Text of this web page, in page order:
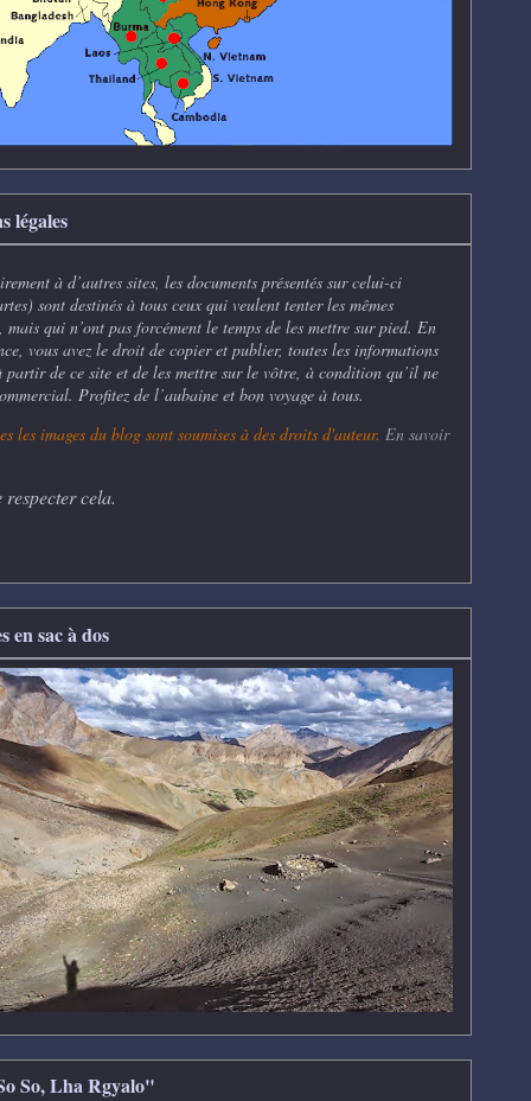
légales
à d’autres sites, les documents présentés sur celui-ci
sont destinés à tous ceux qui veulent tenter les mêmes
mais qui n’ont pas forcément le temps de les mettre sur pied. En
vous avez le droit de copier et publier, toutes les informations
partir de ce site et de les mettre sur le vôtre, à condition qu’il ne
Profitez de l’aubaine et bon voyage à tous.
lesimages du blog sont soumises à des droits d'auteur. En savoir
cela.
en sac à dos
So, Lha Rgyalo"